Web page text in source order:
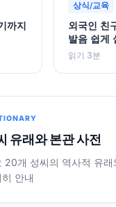
까지
상식/교육
외국인 친
발음 쉽게
읽기 3분
유래와 본관 사전
20개 성씨의 역사적 유
안내